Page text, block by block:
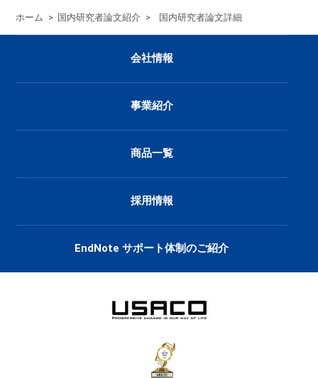
ホーム > 国内研究者論文紹介 > 国内研究者論文詳細
会社情報
事業紹介
商品一覧
採用情報
EndNote サポート体制のご紹介